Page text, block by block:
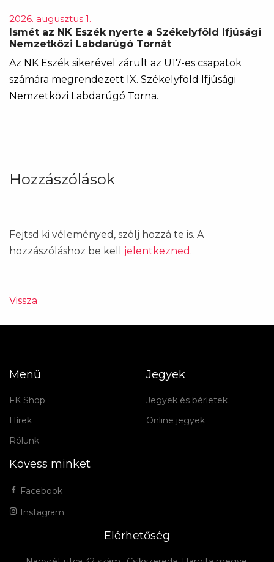
2026. augusztus 1.
Ismét az NK Eszék nyerte a Székelyföld Ifjúsági
Nemzetközi Labdarúgó Tornát
Az NK Eszék sikerével zárult az U17-es csapatok
számára megrendezett IX. Székelyföld Ifjúsági
Nemzetközi Labdarúgó Torna.
Hozzászólások
Fejtsd ki véleményed, szólj hozzá te is. A
hozzászóláshoz be kell jelentkezned .
Vissza
Menü
FK Shop
Hírek
Rólunk
Jegyek
Jegyek és bérletek
Online jegyek
Kövess minket
Facebook
Instagram
Elérhetőség